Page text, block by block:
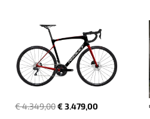
€ 4.349,00€ 3.479,00